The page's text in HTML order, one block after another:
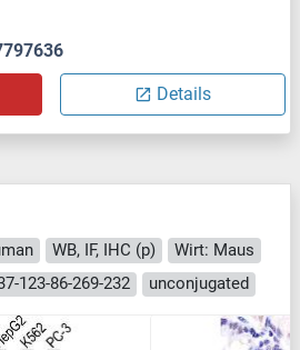
Details
WB, IF, IHC (p)
Wirt: Maus
123-86-269-232 unconjugated